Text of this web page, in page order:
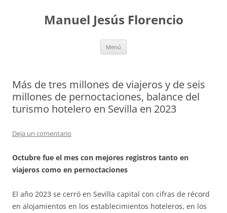
contenidoManuel Jesús Florencio
Menú
Más de tres millones de viajeros y de seis
millones de pernoctaciones, balance del
turismo hotelero en Sevilla en 2023
Deja un comentario
Octubre fue el mes con mejores registros tanto en
viajeros como en pernoctaciones
El año 2023 se cerró en Sevilla capital con cifras de récord
en alojamientos en los establecimientos hoteleros, en los